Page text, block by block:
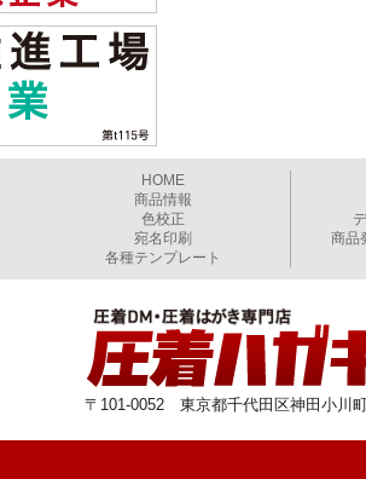
HOME
商品情報
色校正
宛名印刷
各種テンプレート
商品
〒101-0052 東京都千代田区神田小川